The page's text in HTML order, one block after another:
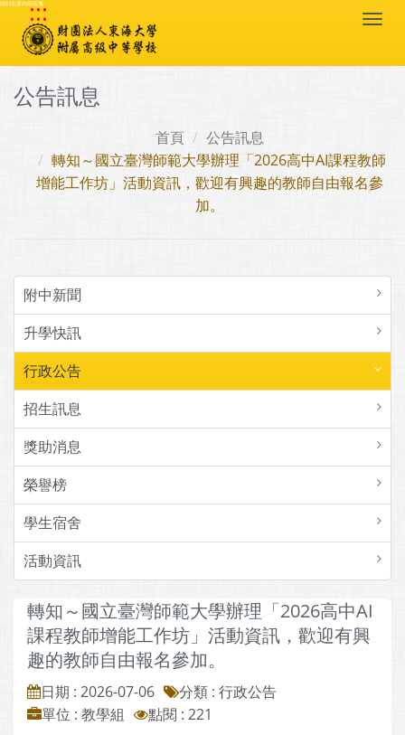
跳到主要內容區塊
:::
公告訊息
首頁
公告訊息
轉知～國立臺灣師範大學辦理「2026高中AI課程教師
增能工作坊」活動資訊，歡迎有興趣的教師自由報名參
加。
附中新聞
升學快訊
行政公告
招生訊息
獎助消息
榮譽榜
學生宿舍
活動資訊
轉知～國立臺灣師範大學辦理「2026高中AI
課程教師增能工作坊」活動資訊，歡迎有興
趣的教師自由報名參加。
日期 : 2026-07-06
分類 : 行政公告
單位 : 教學組
點閱 : 221